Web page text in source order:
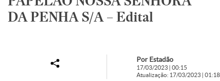
DA PENHA S/A – Edital
Por Estadão
17/03/2023 | 00:15
Atualização: 17/03/2023 | 01:18